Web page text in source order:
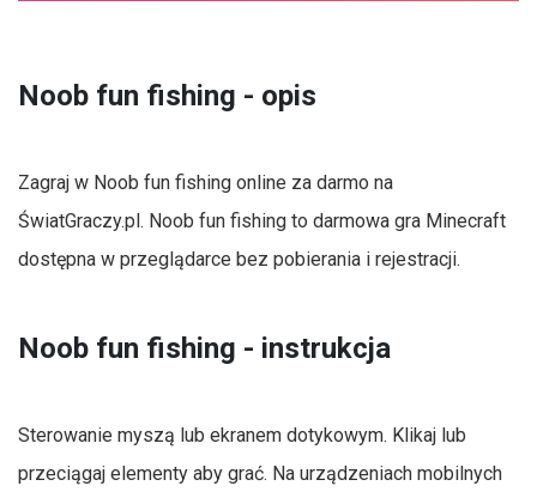
Noob fun fishing - opis
Zagraj w Noob fun fishing online za darmo na
ŚwiatGraczy.pl. Noob fun fishing to darmowa gra Minecraft
dostępna w przeglądarce bez pobierania i rejestracji.
Noob fun fishing - instrukcja
Sterowanie myszą lub ekranem dotykowym. Klikaj lub
przeciągaj elementy aby grać. Na urządzeniach mobilnych